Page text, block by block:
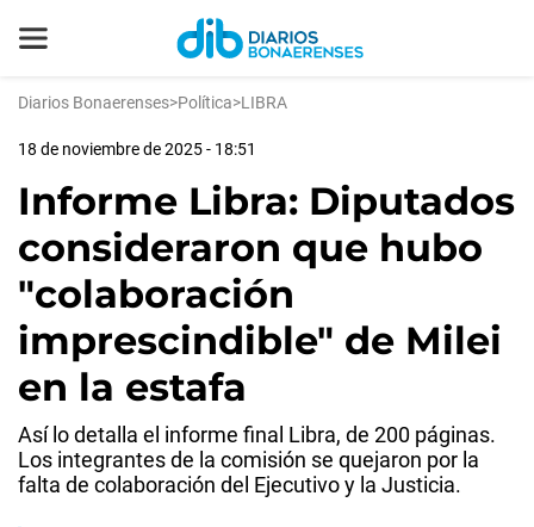
Diarios Bonaerenses>Política>LIBRA
18 de noviembre de 2025 - 18:51
Informe Libra: Diputados
consideraron que hubo
"colaboración
imprescindible" de Milei
en la estafa
Así lo detalla el informe final Libra, de 200 páginas.
Los integrantes de la comisión se quejaron por la
falta de colaboración del Ejecutivo y la Justicia.